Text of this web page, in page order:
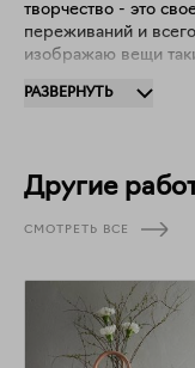
творчество - это
переживаний и
изображаю вещи
не ограничиваю
РАЗВЕРНУТЬ
Другие
СМОТРЕТЬ ВСЕ